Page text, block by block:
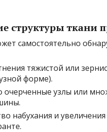
структуры ткани
самостоятельно
тяжистой или
форме).
очерченные узлы или
набухания и